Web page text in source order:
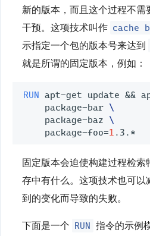
新的版本，而且这个过程不
干预。这项技术叫作 cache
示指定一个包的版本号来达到
就是所谓的固定版本，例如：
RUN apt-get update &&
    package-bar
\
    package-baz
\
    package-foo
=1
固定版本会迫使构建过程检
存中有什么。这项技术也可以
到的变化而导致的失败。
下面是一个 RUN 指令的示例